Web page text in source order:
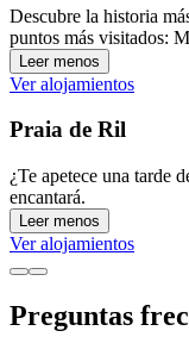
Descubre la historia
puntos más visitados:
Leer menos
Ver alojamientos
Praia de Ril
¿Te apetece una tarde
encantará.
Leer menos
Ver alojamientos
Preguntas